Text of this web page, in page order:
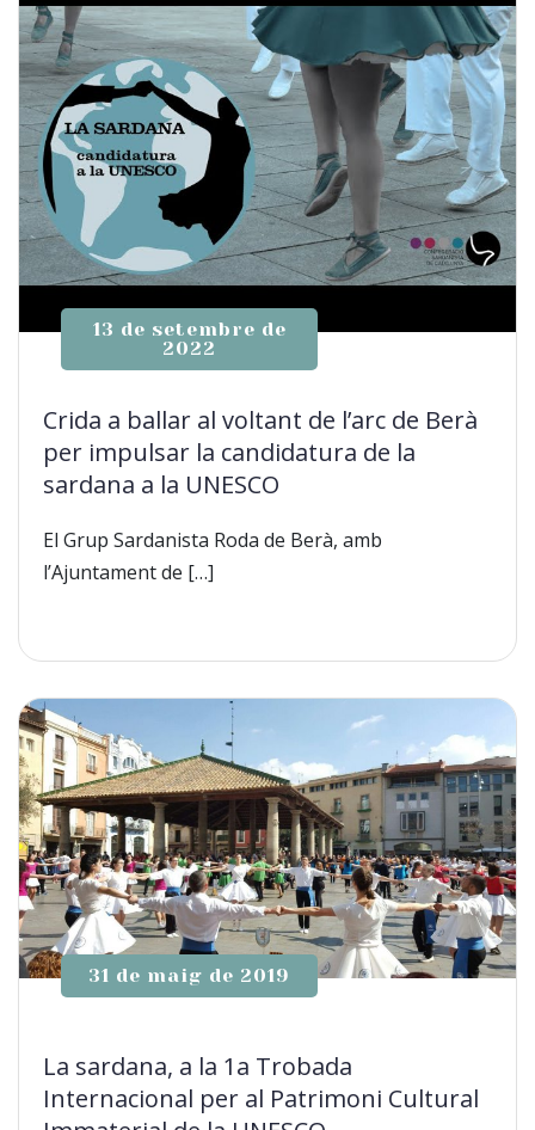
13 de setembre de
2022
Crida a ballar al voltant de l’arc de Berà
per impulsar la candidatura de la
sardana a la UNESCO
El Grup Sardanista Roda de Berà, amb
l’Ajuntament de […]
31 de maig de 2019
La sardana, a la 1a Trobada
Internacional per al Patrimoni Cultural